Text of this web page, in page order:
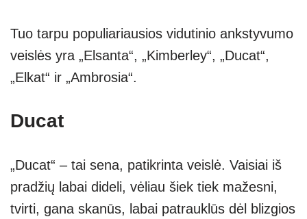
Tuo tarpu populiariausios vidutinio ankstyvumo
veislės yra „Elsanta“, „Kimberley“, „Ducat“,
„Elkat“ ir „Ambrosia“.
Ducat
„Ducat“ – tai sena, patikrinta veislė. Vaisiai iš
pradžių labai dideli, vėliau šiek tiek mažesni,
tvirti, gana skanūs, labai patrauklūs dėl blizgios